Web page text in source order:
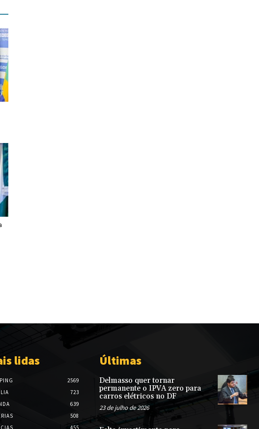
lidas
2569
723
639
508
455
Últimas
Delmasso quer tornar
permanente o IPVA zero para
carros elétricos no DF
23 de julho de 2026